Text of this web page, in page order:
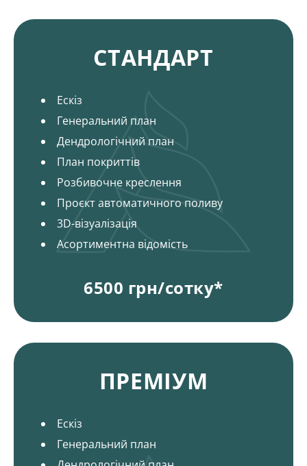
СТАНДАРТ
Ескіз
Генеральний план
Дендрологічний план
План покриттів
Розбивочне креслення
Проєкт автоматичного поливу
3D-візуалізація
Асортиментна відомість
6500 грн/сотку*
Пакети і ціни на ландшафтний дизайн
ПРЕМІУМ
Ескіз
Генеральний план
Пакети і ціни на ландшафтний дизайн